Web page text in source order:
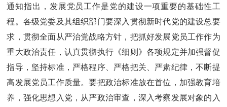
通知指出，发展党员工作是党的建设一项重要的基础性工
程。各级党委及其组织部门要深入贯彻新时代党的建设总要
求，贯彻全面从严治党战略方针，把抓好发展党员工作作为
重大政治责任，认真贯彻执行《细则》各项规定并加强督促
指导，坚持标准，严格程序、严格把关、严肃纪律，不断提
高发展党员工作质量。要把政治标准放在首位，加强教育培
养，强化思想入党，从严政治审查，深入考察发展对象的入